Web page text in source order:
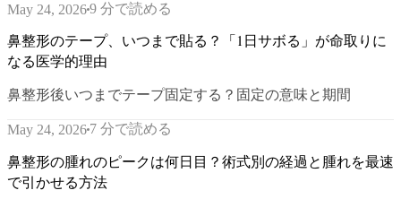
May 24, 20269 分で読める
鼻整形のテープ、いつまで貼る？「1日サボる」が命取りに
なる医学的理由
鼻整形後いつまでテープ固定する？固定の意味と期間
May 24, 2026 7 分で読める
鼻整形の腫れのピークは何日目？術式別の経過と腫れを最速
で引かせる方法